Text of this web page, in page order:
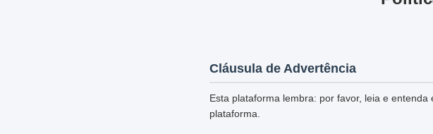
Cláusula de Advertência
Esta plataforma lembra: por favor, leia e
plataforma.